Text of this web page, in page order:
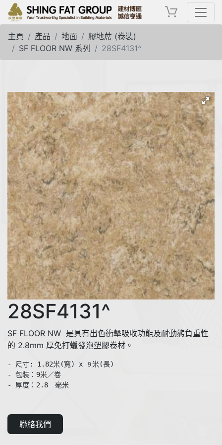
主頁 產品 地面
膠地蓆 (卷裝)
SF FLOOR NW 系列
28SF4131^
28SF4131^
SF FLOOR NW 是具有出色衝擊吸收功能及耐動態負重性
的 2.8mm 厚免打蠟發泡塑膠卷材。
- 尺寸: 1.82米(寬) x ９米(長)
- 包裝：9米／卷
聯絡我們